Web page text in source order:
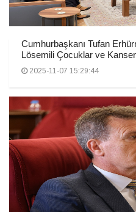
Cumhurbaşkanı Tufan
Lösemili Çocuklar ve
2025-11-07 15:29:44